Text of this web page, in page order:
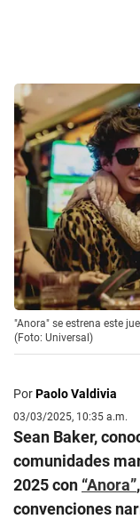
"Anora" se estrena este
(Foto: Universal)
PorPaolo Valdivia
03/03/2025, 10:35 a.m.
Sean Baker,
comunidades
2025 con “Anora”
convenciones